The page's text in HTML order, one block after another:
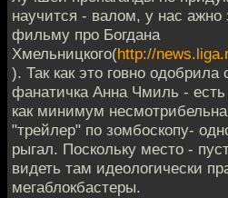
научится - валом, у нас
фильму про Богдана
Хмельницкого(http://
). Так как это говно
фанатичка Анна Чмиль -
как минимум
"трейлер" по зомбоскопу-
рыгал. Поскольку место -
видеть там идеологически
мегаблокбастеры.